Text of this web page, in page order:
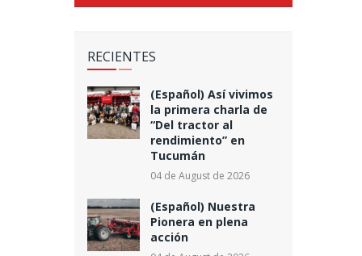
RECIENTES
(Español) Así vivimos
la primera charla de
“Del tractor al
rendimiento” en
Tucumán
04 de August de 2026
(Español) Nuestra
Pionera en plena
acción